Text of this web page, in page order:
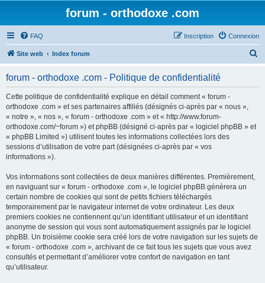
forum - orthodoxe .com
FAQ Connexion
Inscription
Site web Index forum
forum - orthodoxe .com - Politique de confidentialité
Cette politique de confidentialité explique en détail comment « forum -
orthodoxe .com » et ses partenaires affiliés (désignés ci-après par « nous »,
« notre », « nos », « forum - orthodoxe .com » et « http://www.forum-
orthodoxe.com/~forum ») et phpBB (désigné ci-après par « logiciel phpBB » et
« phpBB Limited ») utilisent toutes les informations collectées lors des
sessions d’utilisation de votre part (désignées ci-après par « vos
informations »).
Vos informations sont collectées de deux manières différentes. Premièrement,
en naviguant sur « forum - orthodoxe .com », le logiciel phpBB génèrera un
certain nombre de cookies qui sont de petits fichiers téléchargés
temporairement par le navigateur internet de votre ordinateur. Les deux
premiers cookies ne contiennent qu’un identifiant utilisateur et un identifiant
anonyme de session qui vous sont automatiquement assignés par le logiciel
phpBB. Un troisième cookie sera créé lors de votre navigation sur les sujets de
« forum - orthodoxe .com », archivant de ce fait tous les sujets que vous avez
consultés et permettant d’améliorer votre confort de navigation en tant
qu’utilisateur.